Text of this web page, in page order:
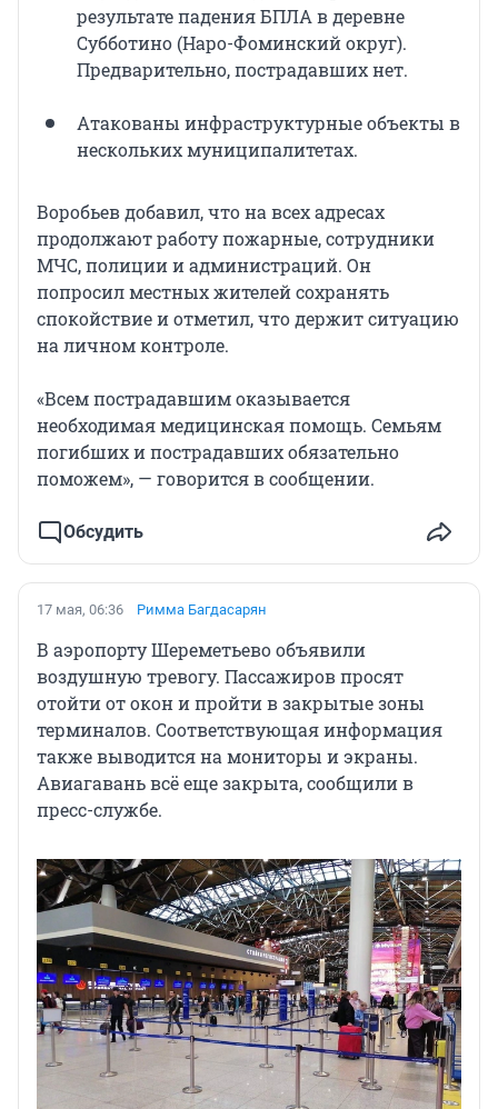
результате падения БПЛА в деревне
Субботино (Наро-Фоминский округ).
Предварительно, пострадавших нет.
Атакованы инфраструктурные объекты в
нескольких муниципалитетах.
Воробьев добавил, что на всех адресах
продолжают работу пожарные, сотрудники
МЧС, полиции и администраций. Он
попросил местных жителей сохранять
спокойствие и отметил, что держит ситуацию
на личном контроле.
«Всем пострадавшим оказывается
необходимая медицинская помощь. Семьям
погибших и пострадавших обязательно
поможем», — говорится в сообщении.
Обсудить
17 мая, 06:36 Римма Багдасарян
В аэропорту Шереметьево объявили
воздушную тревогу. Пассажиров просят
отойти от окон и пройти в закрытые зоны
терминалов. Соответствующая информация
также выводится на мониторы и экраны.
Авиагавань всё еще закрыта, сообщили в
пресс-службе.